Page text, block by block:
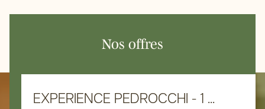
Nos offres
EXPERIENCE PEDROCCHI - 1 ...